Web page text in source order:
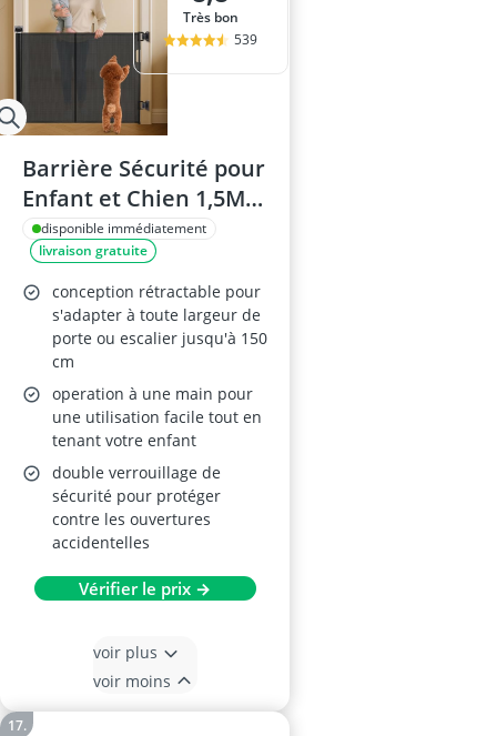
Très bon
539
Barrière Sécurité pour
Enfant et Chien 1,5M-
3Mdisponible immédiatement
livraison gratuite
conception rétractable pour
s'adapter à toute largeur de
porte ou escalier jusqu'à 150
cm
operation à une main pour
une utilisation facile tout en
tenant votre enfant
double verrouillage de
sécurité pour protéger
contre les ouvertures
accidentelles
Vérifier le prix →
voir plus
voir moins